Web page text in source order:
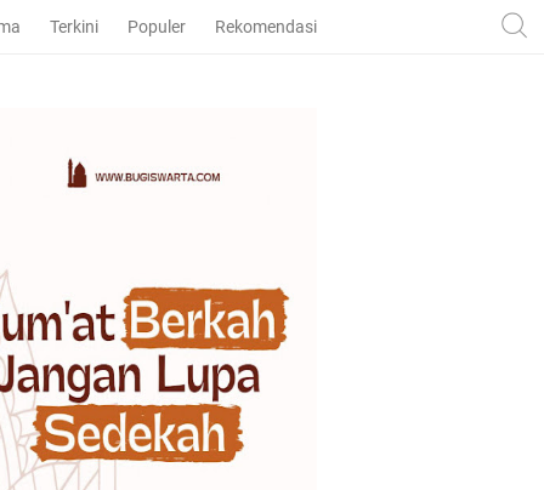
Terkini Populer Rekomendasi